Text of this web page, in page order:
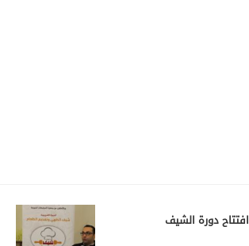
افتتاح دورة الشيف